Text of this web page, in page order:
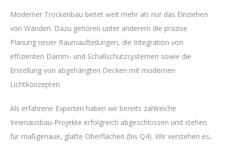
Moderner Trockenbau bietet weit mehr als nur das Einziehen
von Wänden. Dazu gehören unter anderem die präzise
Planung neuer Raumaufteilungen, die Integration von
effizienten Dämm- und Schallschutzsystemen sowie die
Erstellung von abgehängten Decken mit modernen
Lichtkonzepten.
Als erfahrene Experten haben wir bereits zahlreiche
Innenausbau-Projekte erfolgreich abgeschlossen und stehen
für maßgenaue, glatte Oberflächen (bis Q4). Wir verstehen es,